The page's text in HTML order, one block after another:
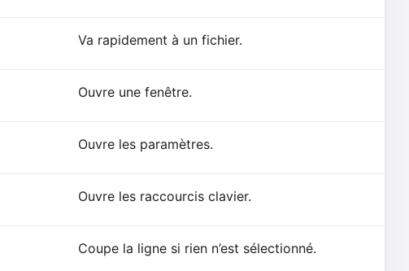
Va rapidement à un fichier.
Ouvre une fenêtre.
Ouvre les paramètres.
Ouvre les raccourcis clavier.
Coupe la ligne si rien n’est sélectionné.